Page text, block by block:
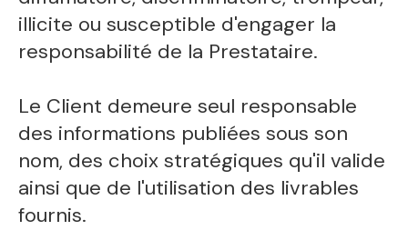
illicite ou susceptible d'engager la
responsabilité de la Prestataire.
Le Client demeure seul responsable
des informations publiées sous son
nom, des choix stratégiques qu'il valide
ainsi que de l'utilisation des livrables
fournis.